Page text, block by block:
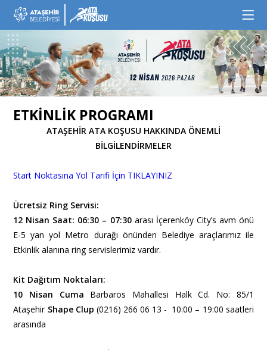
ETKİNLİK PROGRAMI
ATAŞEHİR ATA KOŞUSU HAKKINDA ÖNEMLİ
BİLGİLENDİRMELER
Start Noktasına Yol Tarifi İçin TIKLAYINIZ
Ücretsiz Ring Servisi:
12 Nisan Saat: 06:30 – 07:30arası İçerenköy City’s avm önü
E-5 yan yol Metro durağı önünden Belediye araçlarımız ile
Etkinlik alanına ring servislerimiz vardır.
Kit Dağıtım Noktaları:
10 Nisan Cuma Barbaros Mahallesi Halk Cd. No: 85/1
Ataşehir Shape Clup (0216) 266 06 13 - 10:00 – 19:00 saatleri
arasında